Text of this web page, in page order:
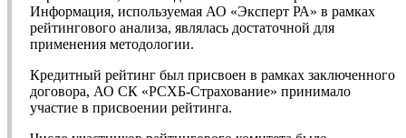
Информация, используемая АО «Эксперт РА» в рамках
рейтингового анализа, являлась достаточной для
применения методологии.
Кредитный рейтинг был присвоен в рамках заключенного
договора, АО СК «РСХБ-Страхование» принимало
участие в присвоении рейтинга.